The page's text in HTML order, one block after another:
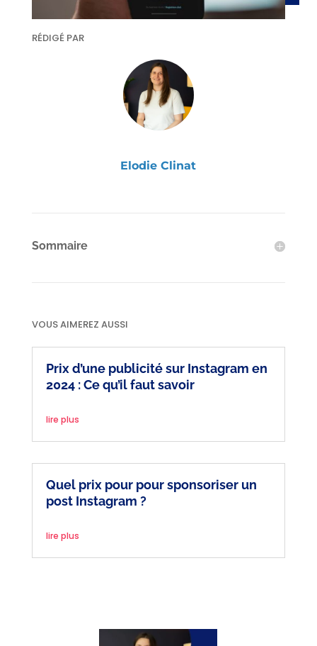
RÉDIGÉ PAR
Elodie Clinat
Sommaire
VOUS AIMEREZ AUSSI
Prix d’une publicité sur Instagram en
2024 : Ce qu’il faut savoir
lire plus
Quel prix pour pour sponsoriser un
post Instagram ?
lire plus